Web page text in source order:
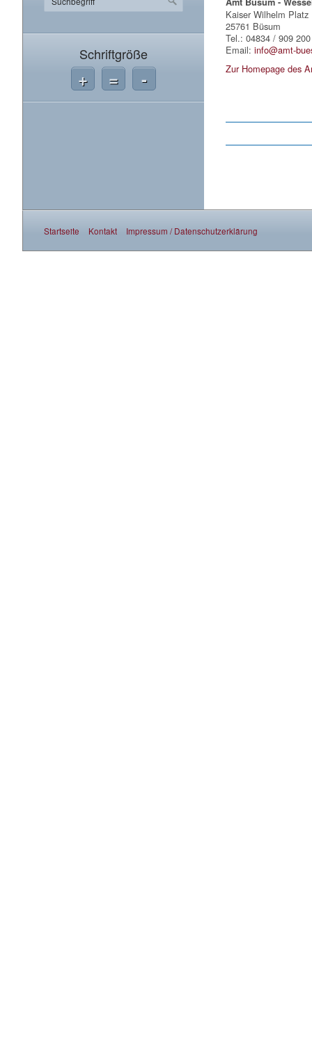
Schriftgröße
+ = -
Kaiser Wilhelm Platz
25761 Büsum
Tel.: 04834 / 909 200
Email: info@amt-
Zur Homepage des
Startseite Kontakt Impressum / Datenschutzerklärung